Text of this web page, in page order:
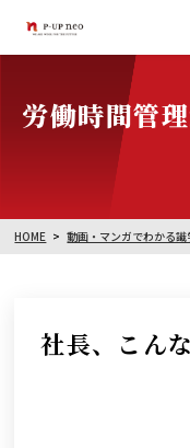
労働時間管
HOME 動画・マンガでわかる識
社長、こん